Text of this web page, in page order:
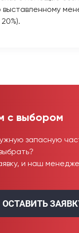
выставленному
с выбором
запасную
и наш
ОСТАВИТЬ